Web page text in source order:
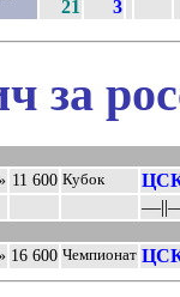
21 3
за
11 600 Кубок
16 600 Чемпионат